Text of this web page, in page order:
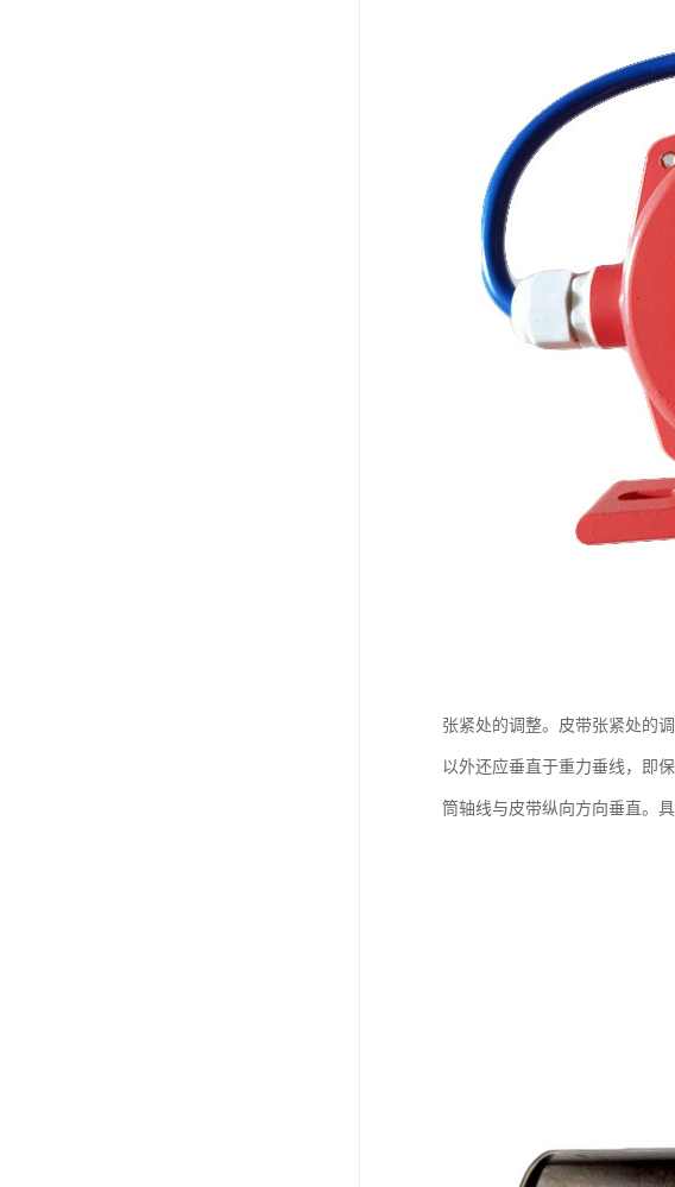
张紧处的调整。皮带张紧处的
以外还应垂直于重力垂线，即
筒轴线与皮带纵向方向垂直。